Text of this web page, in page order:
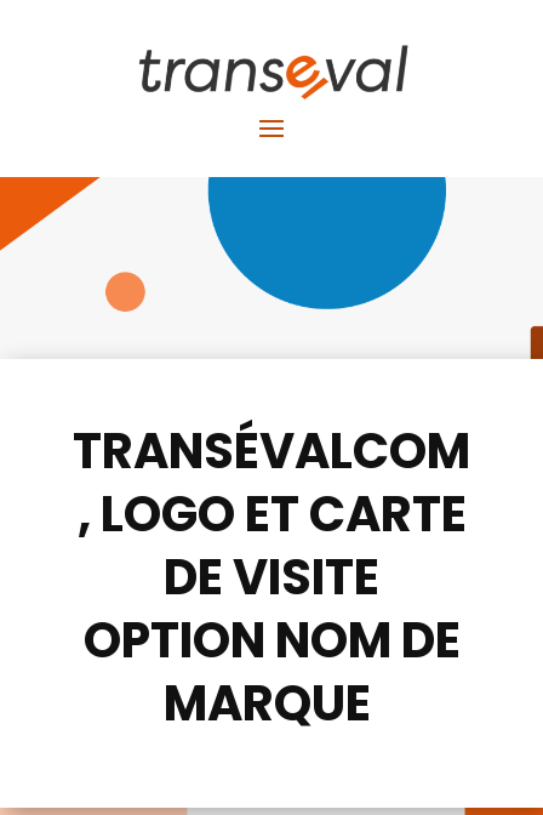
TRANSÉVALCOM
, LOGO ET CARTE
DE VISITE
OPTION NOM DE
MARQUE